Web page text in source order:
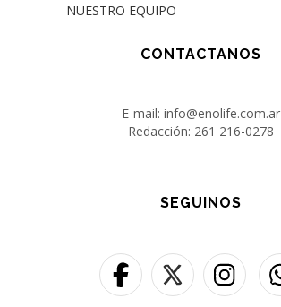
NUESTRO EQUIPO
CONTACTANOS
E-mail: info@enolife.com.ar
Redacción: 261 216-0278
SEGUINOS